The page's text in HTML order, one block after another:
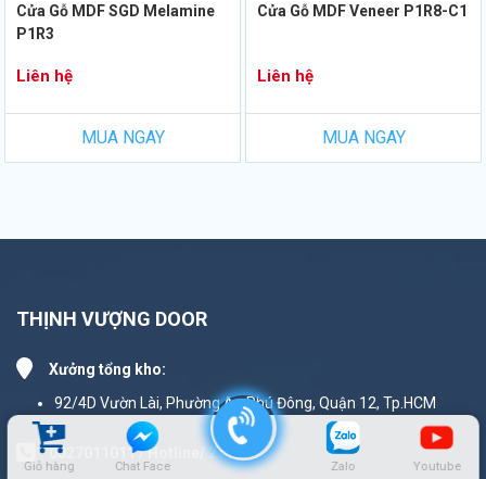
Giỏ hàng Chat Face Zalo Youtube
Cửa Gỗ MDF SGD Melamine
P1R3
Liên hệ
MUA NGAY
Cửa Gỗ MDF Veneer P1R8-C1
Liên hệ
MUA NGAY
THỊNH VƯỢNG DOOR
Xưởng tổng kho:
92/4D Vườn Lài, Phường An Phú Đông, Quận 12, Tp.HCM
0827011011 / Hotline/ Zalo